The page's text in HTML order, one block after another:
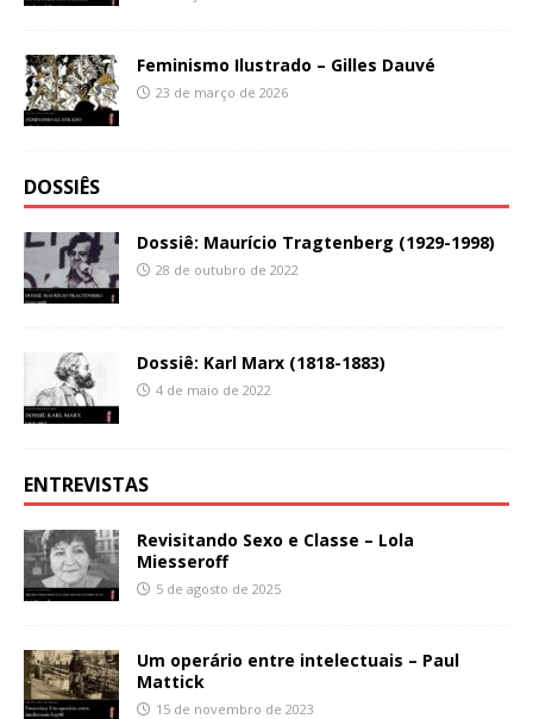
Feminismo Ilustrado – Gilles Dauvé
23 de março de 2026
DOSSIÊS
Dossiê: Maurício Tragtenberg (1929-1998)
28 de outubro de 2022
Dossiê: Karl Marx (1818-1883)
4 de maio de 2022
ENTREVISTAS
Revisitando Sexo e Classe – Lola
Miesseroff
5 de agosto de 2025
Um operário entre intelectuais – Paul
Mattick
15 de novembro de 2023